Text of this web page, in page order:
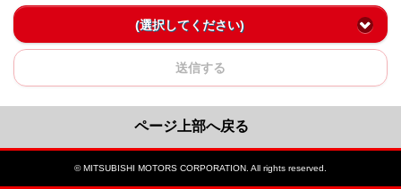
(選択してください)
送信する
ページ上部へ戻る
© MITSUBISHI MOTORS CORPORATION. All rights reserved.